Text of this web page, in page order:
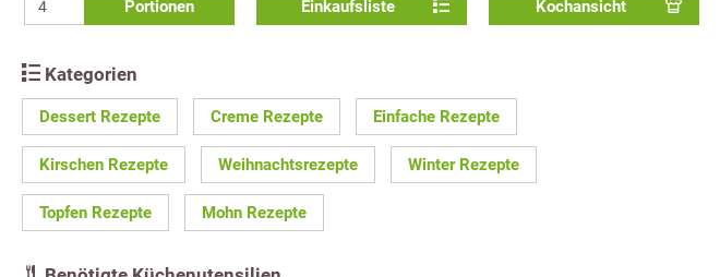
Portionen Einkaufsliste Kochansicht
Kategorien
Dessert Rezepte Creme Rezepte Einfache Rezepte
Kirschen Rezepte Weihnachtsrezepte Winter Rezepte
Topfen Rezepte Mohn Rezepte